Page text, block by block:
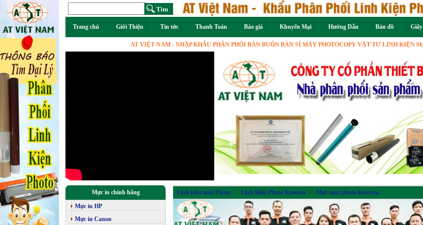
Trang chủ Giới Thiệu Tin tức Thanh Toán Báo giá Khuyến Mại Hướng Dẫn Bản đồ
AT VIỆT NAM - NHẬP KHẨU PHÂN PHỐI BÁN BUÔN BÁN SỈ MÁY PHOTOCOPY VẬT TƯ LINH KIỆN MÁY
Previous
Mực in chính hãng
Mực in HP
Mực in Canon
Linh kiện máy Photo » Linh Kiện Photo Kyocera » Mực máy photo Kyocera